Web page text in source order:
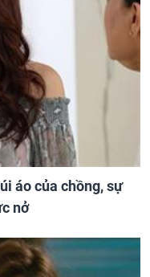
áo của chồng, sự
nở